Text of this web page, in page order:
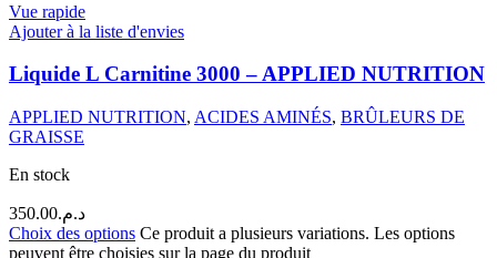
Vue rapide
Ajouter à la liste d'envies
Liquide L Carnitine 3000 – APPLIED NUTRITION
APPLIED NUTRITION, ACIDES AMINÉS, BRÛLEURS DE
GRAISSE
En stock
د.م.350.00
Choix des options Ce produit a plusieurs variations. Les options
peuvent être choisies sur la page du produit